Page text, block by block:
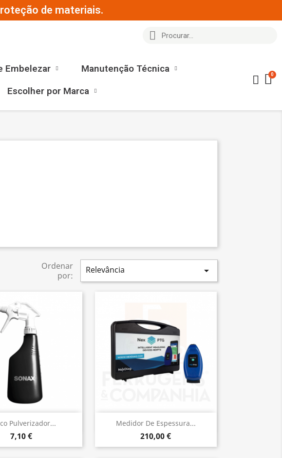
de materiais.
Embelezar
Manutenção Técnica
Escolher por Marca
Ordenar
por:
Relevância 
Pulverizador...
7,10 €
Vista rápida Medidor De Espessura...
210,00 €
Vista rápida